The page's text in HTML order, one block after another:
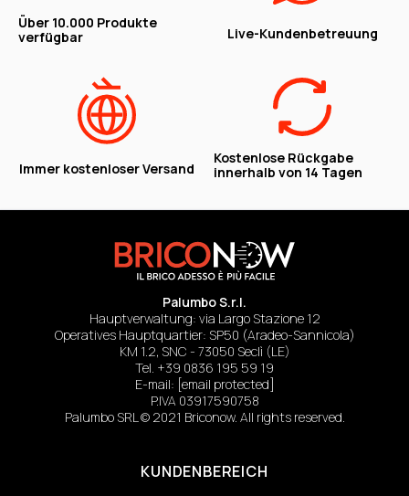
Über 10.000 Produkte
verfügbar
Live-Kundenbetreuung
Immer kostenloser Versand
Kostenlose Rückgabe
innerhalb von 14 Tagen
Palumbo S.r.l.
Hauptverwaltung: via Largo Stazione 12
Operatives Hauptquartier: SP50 (Aradeo-Sannicola)
KM 1.2, SNC - 73050 Seclì (LE)
Tel. +39 0836 195 59 19
E-mail: [email protected]
P.IVA 03917590758
Palumbo SRL © 2021 Briconow. All rights reserved.
KUNDENBEREICH